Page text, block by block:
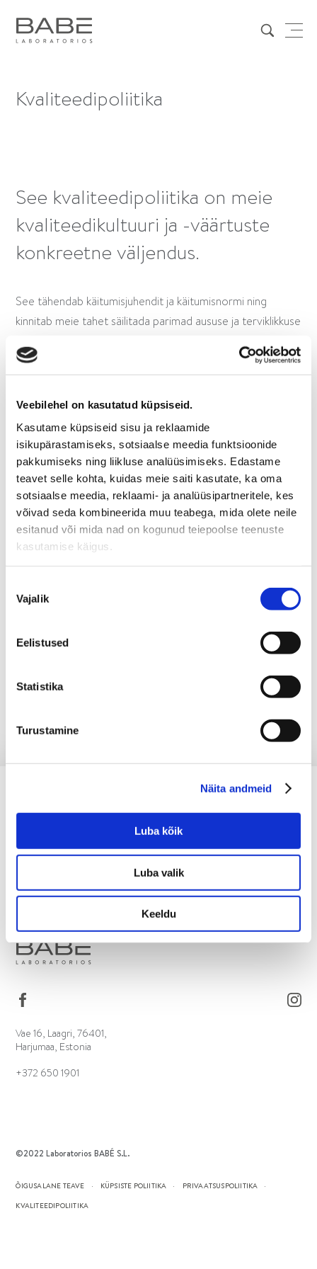
Veebilehel on kasutatud küpsiseid.
Kasutame küpsiseid sisu ja reklaamide
isikupärastamiseks, sotsiaalse meedia funktsioonide
pakkumiseks ning liikluse analüüsimiseks. Edastame
teavet selle kohta, kuidas meie saiti kasutate, ka oma
sotsiaalse meedia, reklaami- ja analüüsipartneritele, kes
võivad seda kombineerida muu teabega, mida olete neile
esitanud või mida nad on kogunud teiepoolse teenuste
kasutamise käigus.
valik
Vajalik
Eelistused
Statistika
Turustamine
Näita andmeid
Luba kõik
Luba valik
Keeldu
Kvaliteedipoliitika
See kvaliteedipoliitika on meie
kvaliteedikultuuri ja -väärtuste
konkreetne väljendus.
See tähendab käitumisjuhendit ja käitumisnormi ning
kinnitab meie tahet säilitada parimad aususe ja terviklikkuse
Vae 16, Laagri, 76401,
Harjumaa, Estonia
+372 650 1901
©2022 Laboratorios BABÉ S.L.
ÕIGUSALANE TEAVE KÜPSISTE POLIITIKA
PRIVAATSUSPOLIITIKA
KVALITEEDIPOLIITIKA